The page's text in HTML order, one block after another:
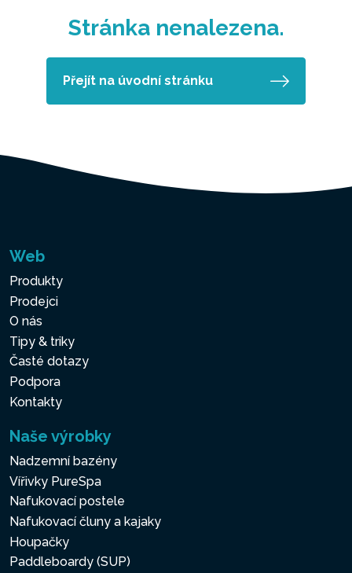
Stránka nenalezena.
Přejít na úvodní stránku
Web
Produkty
Prodejci
O nás
Tipy & triky
Časté dotazy
Podpora
Kontakty
Naše výrobky
Nadzemní bazény
Vířivky PureSpa
Nafukovací postele
Nafukovací čluny a kajaky
Houpačky
Paddleboardy (SUP)